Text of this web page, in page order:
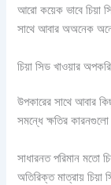
আরো কয়েক ভাবে চিয়া
সাথে আবার অঅনেক
চিয়া সিড খাওয়ার
উপকারের সাথে আবার
সমন্ধে ক্ষতির
সাধারনত পরিমান মতো
অতিরিক্ত মাত্রায় চিয়া